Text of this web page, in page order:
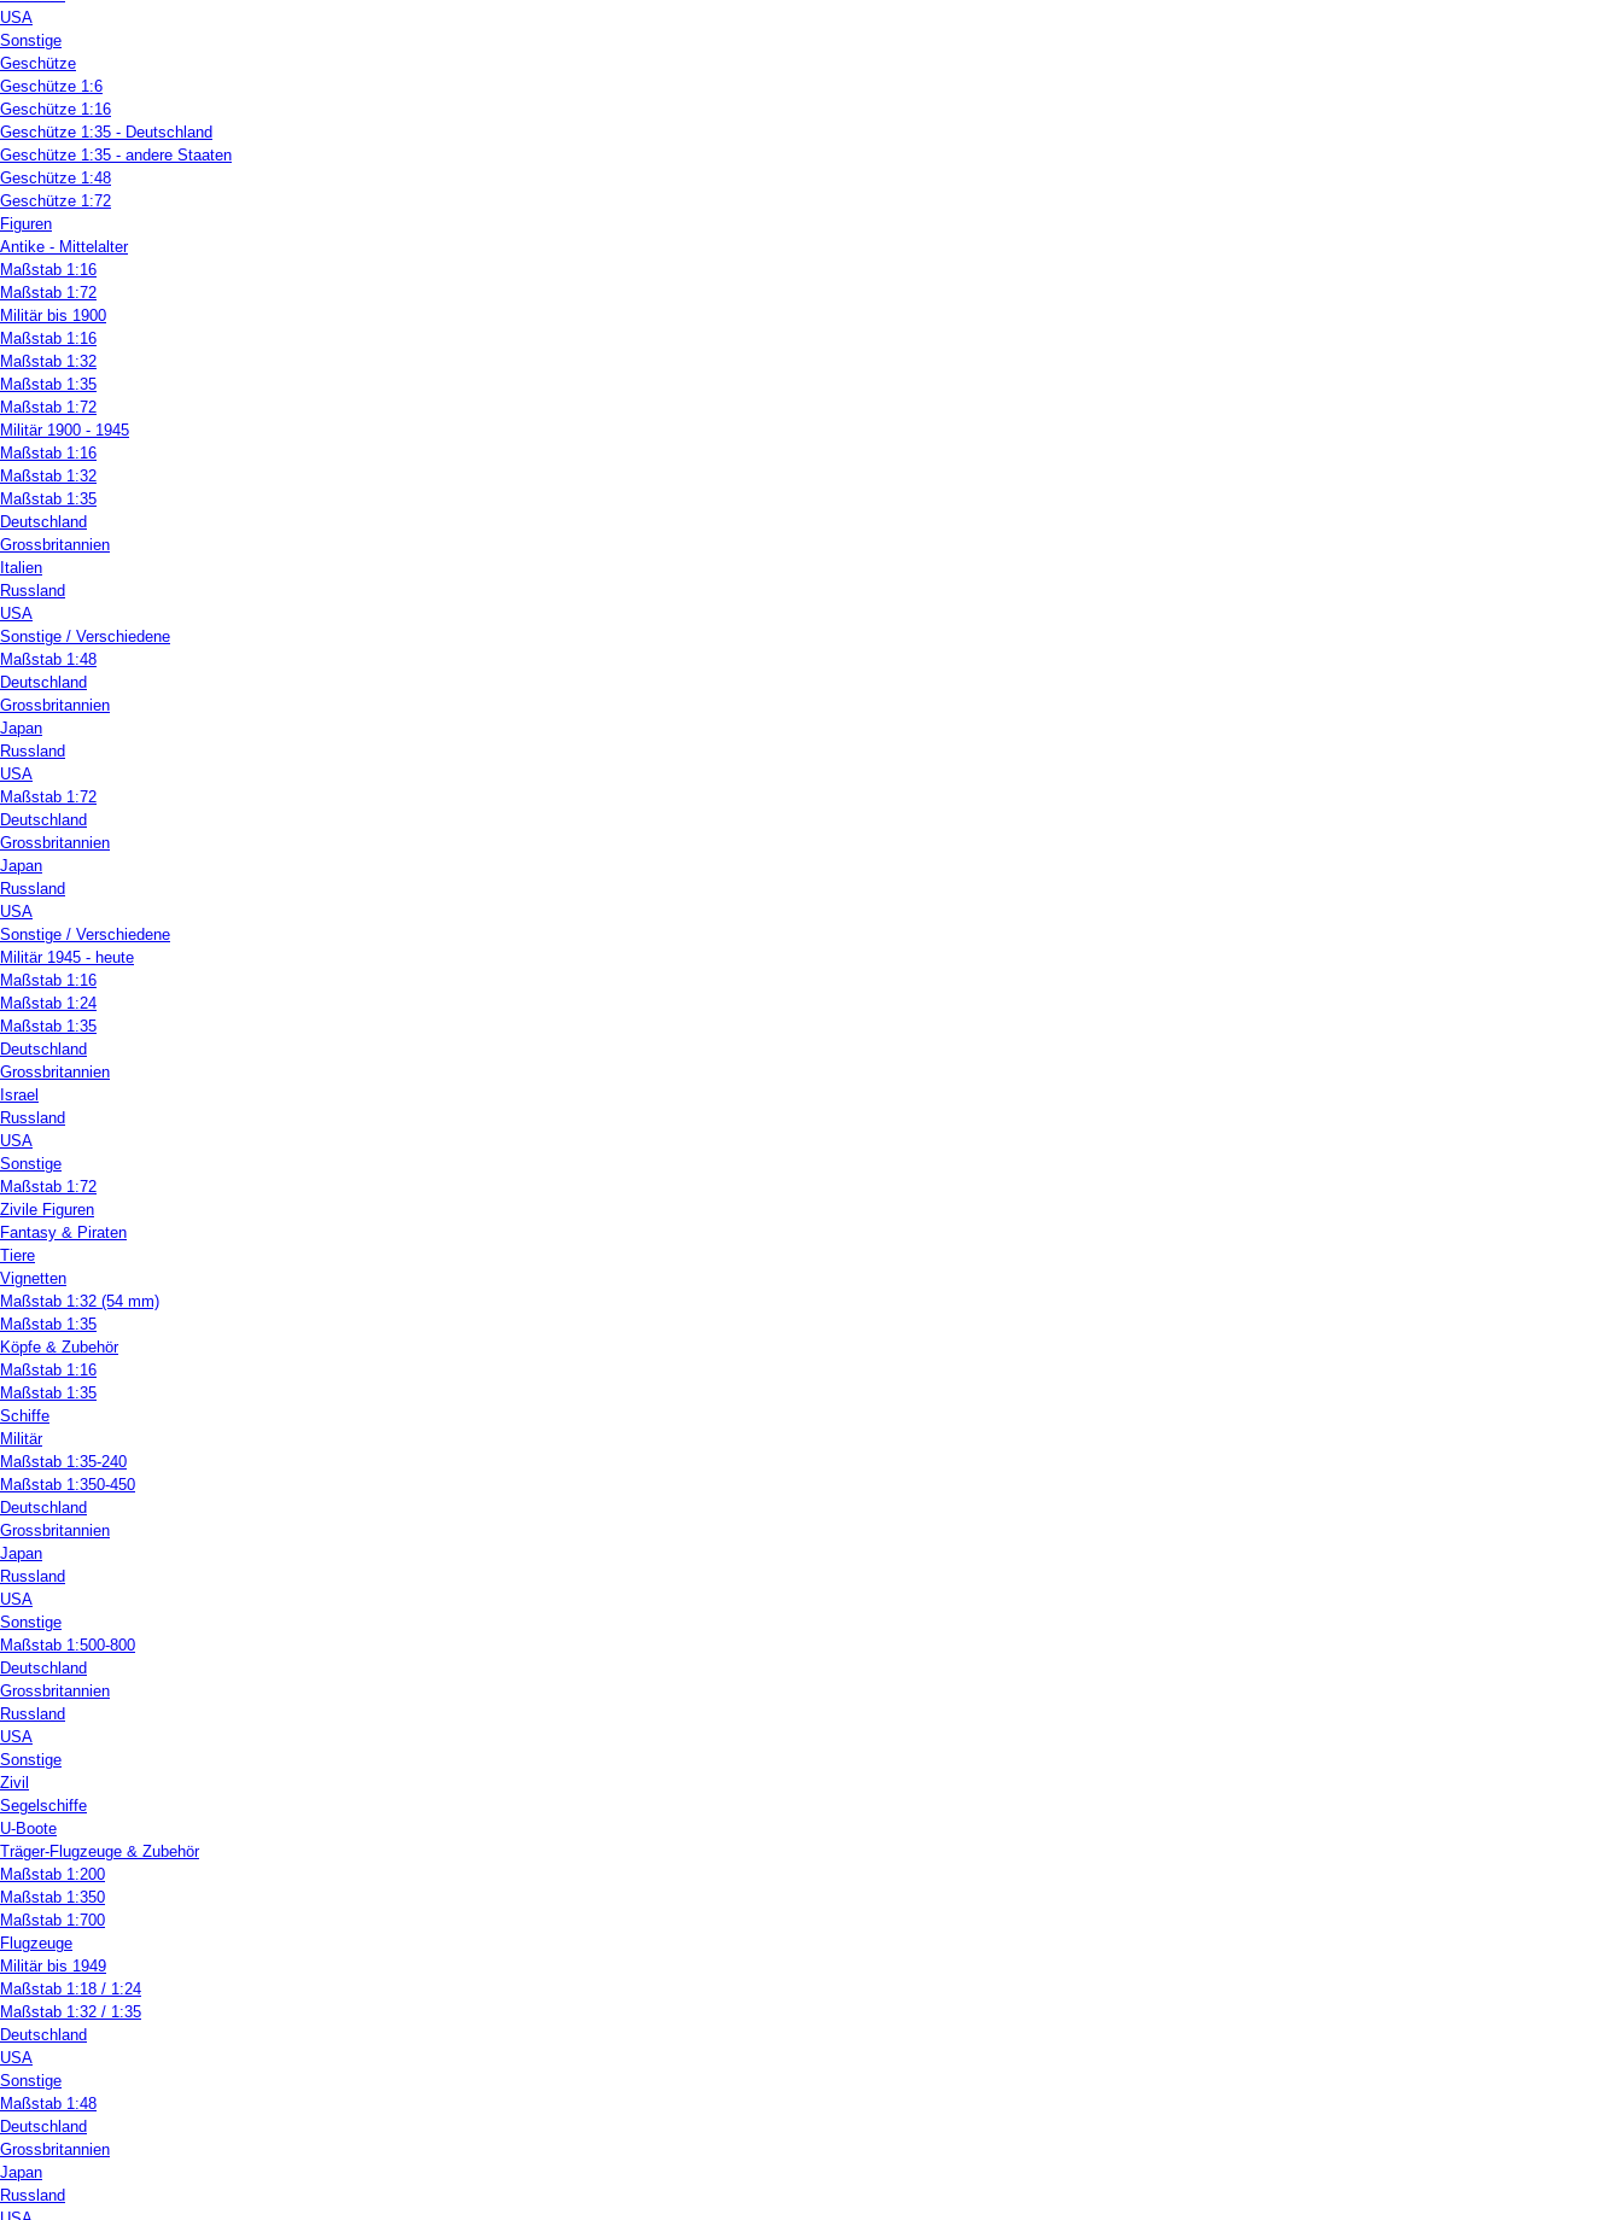
USA
Sonstige
Geschütze
Geschütze 1:6
Geschütze 1:16
Geschütze 1:35 - Deutschland
Geschütze 1:35 - andere Staaten
Geschütze 1:48
Geschütze 1:72
Figuren
Antike - Mittelalter
Maßstab 1:16
Maßstab 1:72
Militär bis 1900
Maßstab 1:16
Maßstab 1:32
Maßstab 1:35
Maßstab 1:72
Militär 1900 - 1945
Maßstab 1:16
Maßstab 1:32
Maßstab 1:35
Deutschland
Grossbritannien
Italien
Russland
USA
Sonstige / Verschiedene
Maßstab 1:48
Deutschland
Grossbritannien
Japan
Russland
USA
Maßstab 1:72
Deutschland
Grossbritannien
Japan
Russland
USA
Sonstige / Verschiedene
Militär 1945 - heute
Maßstab 1:16
Maßstab 1:24
Maßstab 1:35
Deutschland
Grossbritannien
Israel
Russland
USA
Sonstige
Maßstab 1:72
Zivile Figuren
Fantasy & Piraten
Tiere
Vignetten
Maßstab 1:32 (54 mm)
Maßstab 1:35
Köpfe & Zubehör
Maßstab 1:16
Maßstab 1:35
Schiffe
Militär
Maßstab 1:35-240
Maßstab 1:350-450
Deutschland
Grossbritannien
Japan
Russland
USA
Sonstige
Maßstab 1:500-800
Deutschland
Grossbritannien
Russland
USA
Sonstige
Zivil
Segelschiffe
U-Boote
Träger-Flugzeuge & Zubehör
Maßstab 1:200
Maßstab 1:350
Maßstab 1:700
Flugzeuge
Militär bis 1949
Maßstab 1:18 / 1:24
Maßstab 1:32 / 1:35
Deutschland
USA
Sonstige
Maßstab 1:48
Deutschland
Grossbritannien
Japan
Russland